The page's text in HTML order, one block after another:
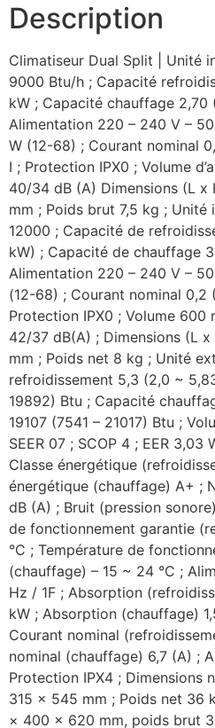
Description
Climatiseur Dual Split | Unité
9000 Btu/h ; Capacité
kW ; Capacité chauffage 2,70
Alimentation 220 – 240 V –
W (12-68) ; Courant nominal
I ; Protection IPX0 ; Volume
40/34 dB (A) Dimensions (L
mm ; Poids brut 7,5 kg ; Unité
12000 ; Capacité de
kW) ; Capacité de chauffage
Alimentation 220 – 240 V –
(12-68) ; Courant nominal 0,2
Protection IPX0 ; Volume 600
42/37 dB(A) ; Dimensions (L
mm ; Poids net 8 kg ; Unité
refroidissement 5,3 (2,0 ~
19892) Btu ; Capacité
19107 (7541 – 21017) Btu ;
SEER 07 ; SCOP 4 ; EER 3,03
Classe énergétique
énergétique (chauffage) A+ ;
dB (A) ; Bruit (pression
de fonctionnement garantie
°C ; Température de
(chauffage) – 15 ~ 24 °C ;
Hz / 1F ; Absorption
kW ; Absorption (chauffage)
Courant nominal
nominal (chauffage) 6,7 (A) ;
Protection IPX4 ; Dimensions
315 x 545 mm ; Poids net 36
× 400 × 620 mm, poids brut